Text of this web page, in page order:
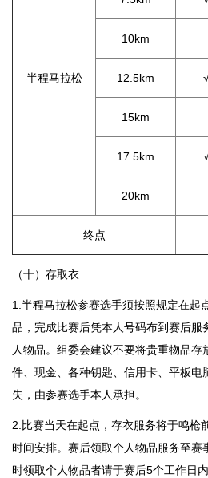
半程马拉松
10km
12.5km
15km
17.5km
20km
终点
（十）存取衣
1.半程马拉松参赛选手须按照规定在起
品，完成比赛后凭本人号码布到赛后服
人物品。组委会建议不要将贵重物品
件、现金、各种钥匙、信用卡、平板电
失，由参赛选手本人承担。
2.比赛当天在起点，存衣服务将于鸣枪
时间安排。赛后领取个人物品服务至
时领取个人物品者请于赛后5个工作日